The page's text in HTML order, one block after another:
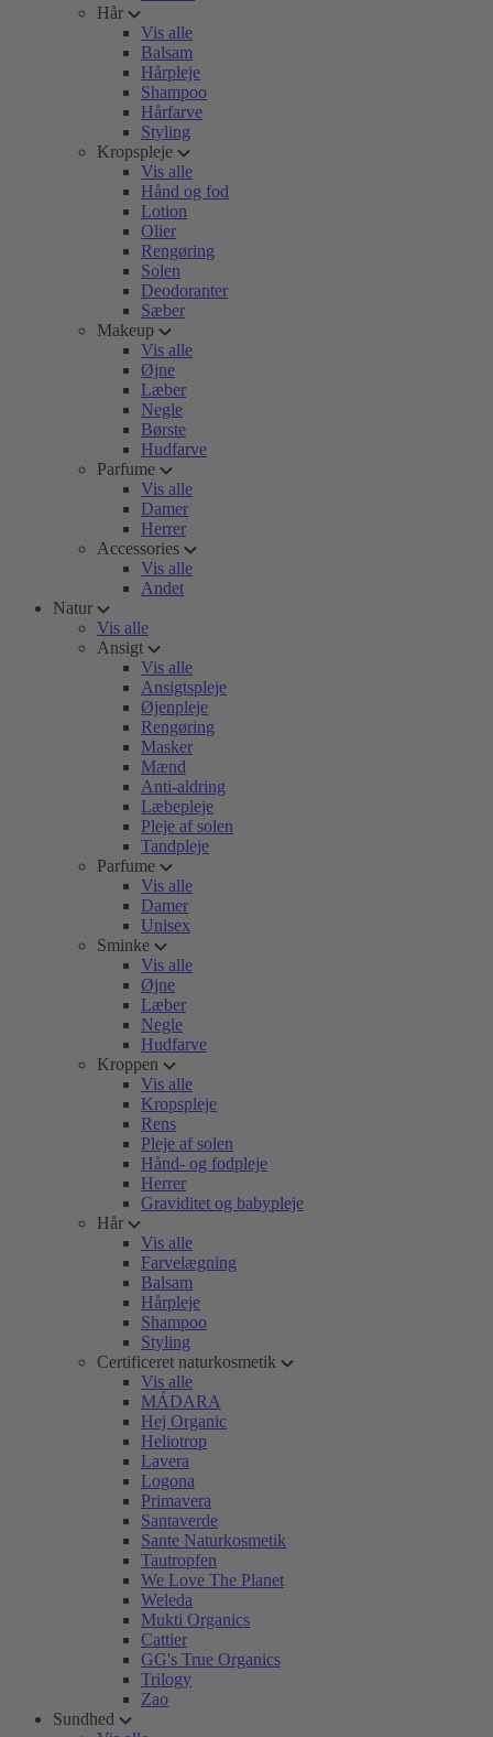
Hår
Vis alle
Balsam
Hårpleje
Shampoo
Hårfarve
Styling
Kropspleje
Vis alle
Hånd og fod
Lotion
Olier
Rengøring
Solen
Deodoranter
Sæber
Makeup
Vis alle
Øjne
Læber
Negle
Børste
Hudfarve
Parfume
Vis alle
Damer
Herrer
Accessories
Vis alle
Andet
Natur
Vis alle
Ansigt
Vis alle
Ansigtspleje
Øjenpleje
Rengøring
Masker
Mænd
Anti-aldring
Læbepleje
Pleje af solen
Tandpleje
Parfume
Vis alle
Damer
Unisex
Sminke
Vis alle
Øjne
Læber
Negle
Hudfarve
Kroppen
Vis alle
Kropspleje
Rens
Pleje af solen
Hånd- og fodpleje
Herrer
Graviditet og babypleje
Hår
Vis alle
Farvelægning
Balsam
Hårpleje
Shampoo
Styling
Certificeret naturkosmetik
Vis alle
MÁDARA
Hej Organic
Heliotrop
Lavera
Logona
Primavera
Santaverde
Sante Naturkosmetik
Tautropfen
We Love The Planet
Weleda
Mukti Organics
Cattier
GG's True Organics
Trilogy
Zao
Sundhed